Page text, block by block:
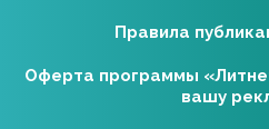
Правила
Оферта программы
вашу